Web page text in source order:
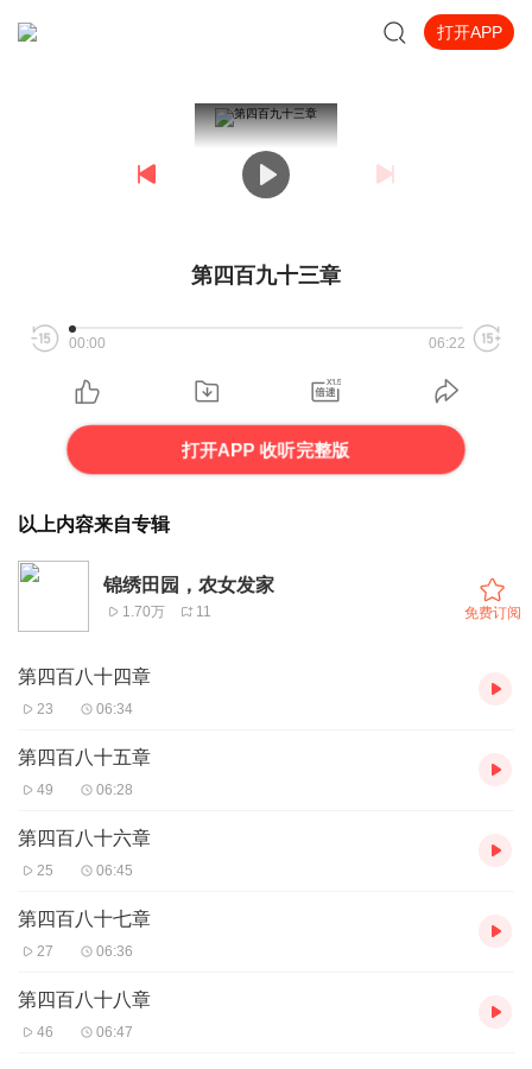
打开APP
第四百九十三章
00:00 06:22
打开APP 收听完整版
以上内容来自专辑
锦绣田园，农女发家
1.70万 11 免费订阅
第四百八十四章
23 06:34
第四百八十五章
49 06:28
第四百八十六章
25 06:45
第四百八十七章
27 06:36
第四百八十八章
46 06:47